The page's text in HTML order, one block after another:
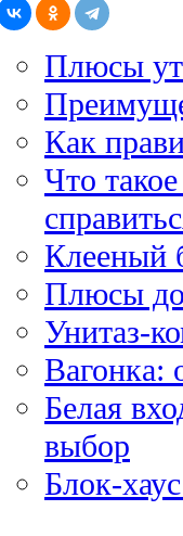
Плюсы
Как
Что
Клееный
Плюсы
Унитаз-
Вагонка:
Белая
выбор
Блок-